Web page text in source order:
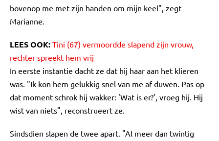
bovenop me met zijn handen om mijn keel", zegt
Marianne.
LEES OOK: Tini (67) vermoordde slapend zijn vrouw,
rechter spreekt hem vrij
In eerste instantie dacht ze dat hij haar aan het klieren
was. "Ik kon hem gelukkig snel van me af duwen. Pas op
dat moment schrok hij wakker: 'Wat is er?', vroeg hij. Hij
wist van niets", reconstrueert ze.
Sindsdien slapen de twee apart. "Al meer dan twintig